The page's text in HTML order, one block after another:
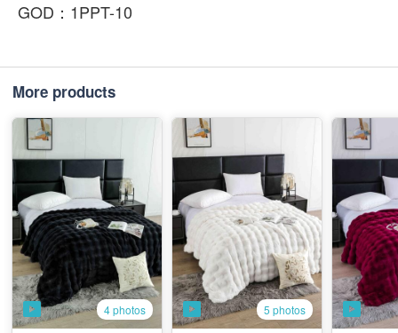
GOD：1PPT-10
More products
4 photos 5 photos